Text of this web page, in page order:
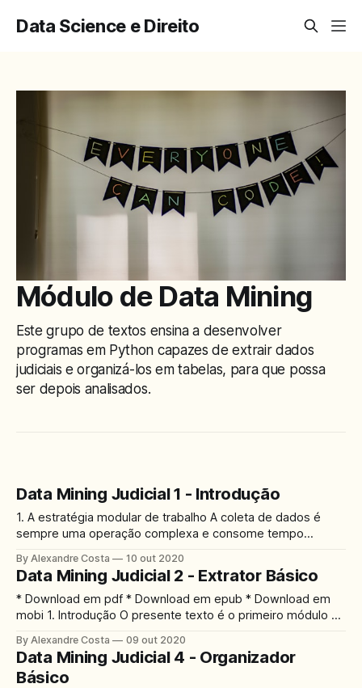
Data Science e Direito
Módulo de Data Mining
Este grupo de textos ensina a desenvolver
programas em Python capazes de extrair dados
judiciais e organizá-los em tabelas, para que possa
ser depois analisados.
Data Mining Judicial 1 - Introdução
1. A estratégia modular de trabalho A coleta de dados é
sempre uma operação complexa e consome tempo
organizados em bancos de dados relacionais (em uma
tabela ou conjunto de tabelas) é a saída mais eficiente.
Todavia, dependendo da pesquisa que você deseja
By Alexandre Costa 10 out 2020
Data Mining Judicial 2 - Extrator Básico
* Download em pdf * Download em epub * Download em
mobi 1. Introdução O presente texto é o primeiro módulo da
dividida em seis etapas, como definido no Data Mining
Judicial I. No presente texto, realizaremos a primeira
dessas etapas, que é a
By Alexandre Costa 09 out 2020
Data Mining Judicial 4 - Organizador
Básico